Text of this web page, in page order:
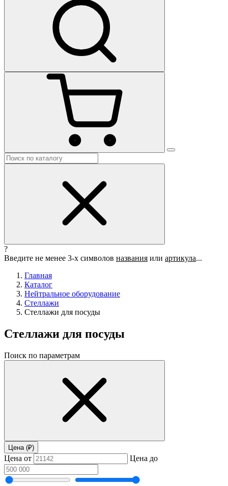
?
Введите не менее 3-х символов названия или артикула...
Главная
Каталог
Нейтральное оборудование
Стеллажи
Стеллажи для посуды
Стеллажи для посуды
Поиск по параметрам
Цена (₽)
Цена от Цена до